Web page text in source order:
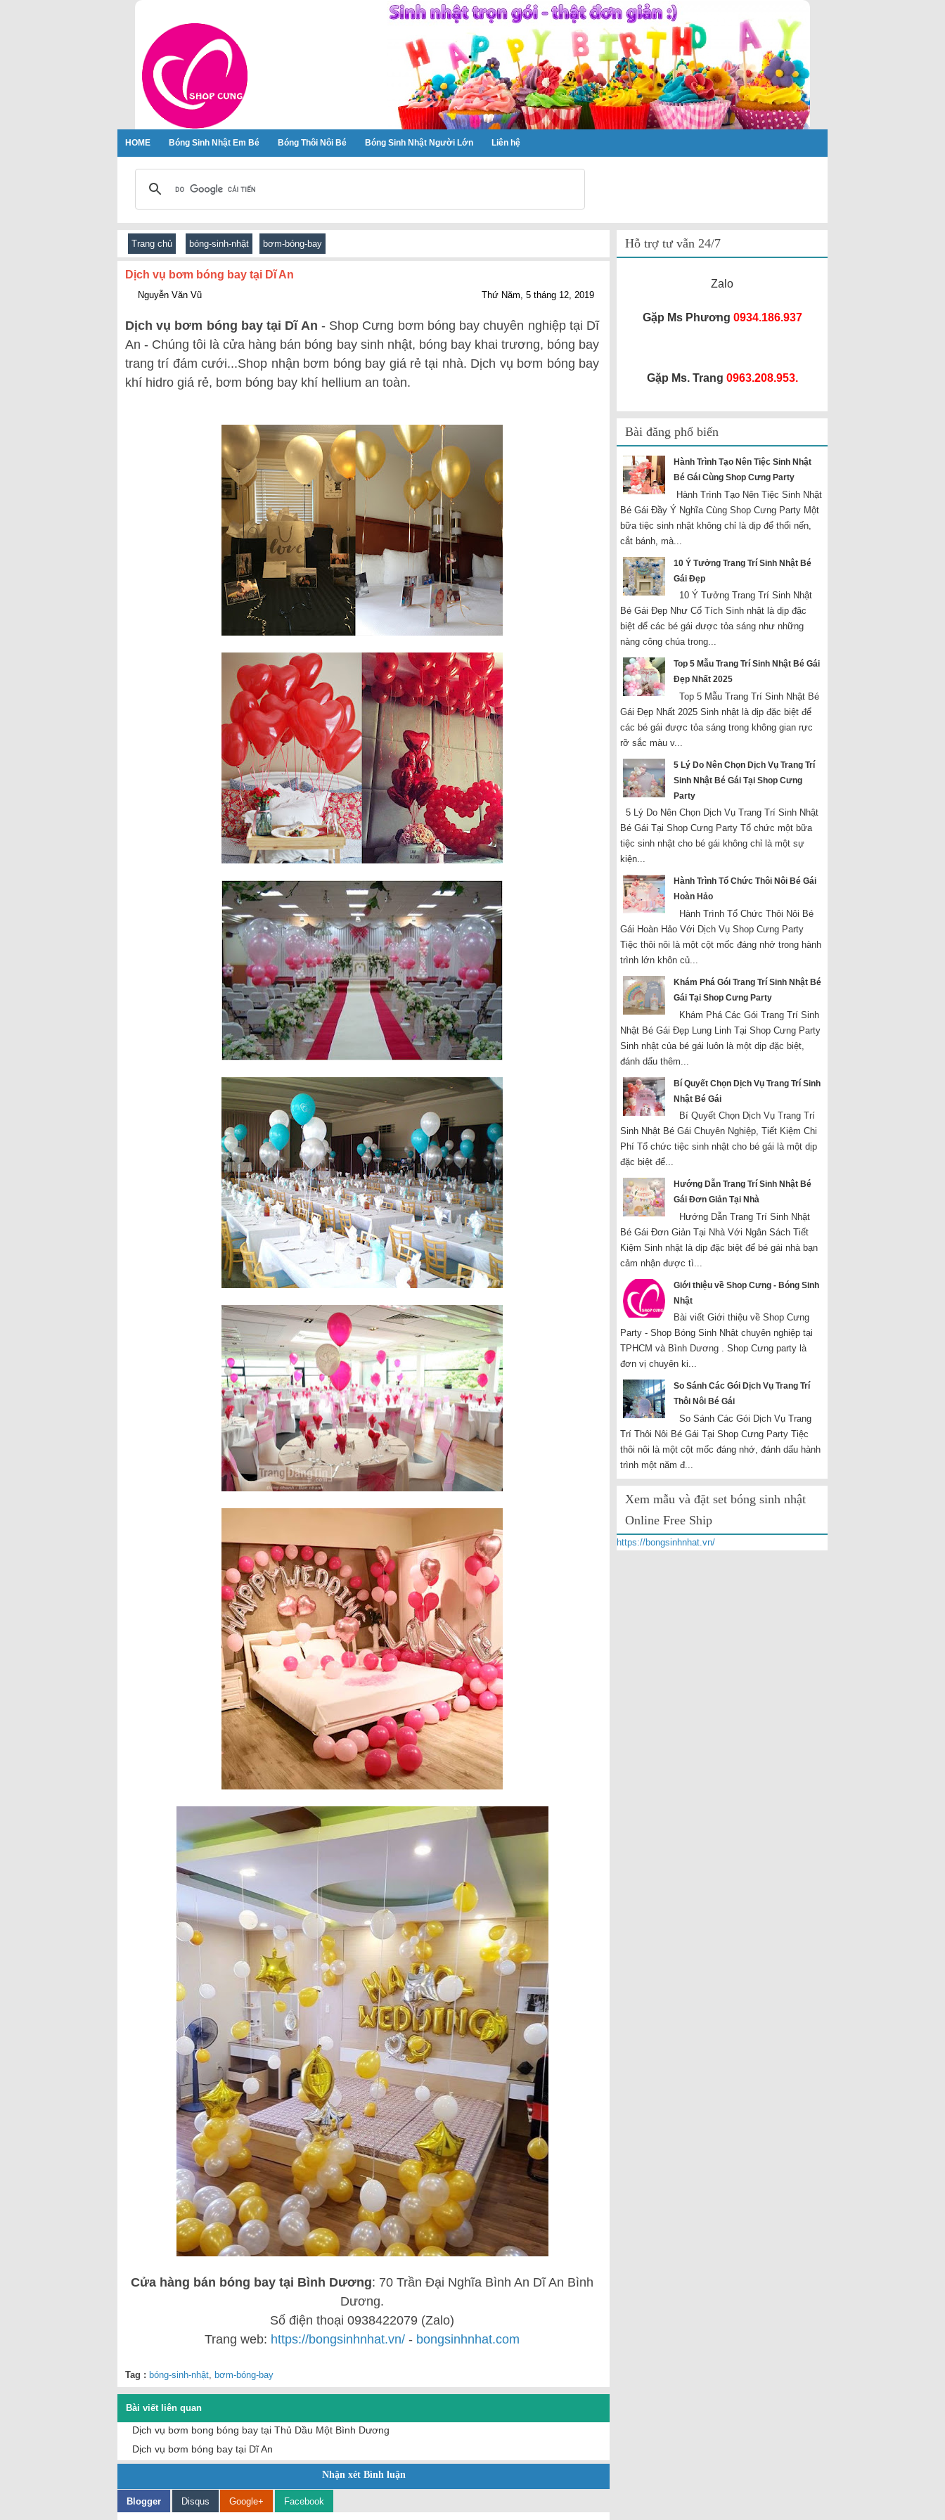
.
HOME Bóng Sinh Nhật Em Bé Bóng Thôi Nôi Bé Bóng Sinh Nhật Người Lớn Liên hệ
Trang chủ bóng-sinh-nhật bơm-bóng-bay
Dịch vụ bơm bóng bay tại Dĩ An
Nguyễn Văn Vũ Thứ Năm, 5 tháng 12, 2019
Dịch vụ bơm bóng bay tại Dĩ An - Shop Cưng bơm bóng bay chuyên nghiệp tại Dĩ
An - Chúng tôi là cửa hàng bán bóng bay sinh nhật, bóng bay khai trương, bóng bay
trang trí đám cưới...Shop nhận bơm bóng bay giá rẻ tại nhà. Dịch vụ bơm bóng bay
khí hidro giá rẻ, bơm bóng bay khí hellium an toàn.
Cửa hàng bán bóng bay tại Bình Dương: 70 Trần Đại Nghĩa Bình An Dĩ An Bình
Dương.
Số điện thoại 0938422079 (Zalo)
Trang web: https://bongsinhnhat.vn/ - bongsinhnhat.com
Tag : bóng-sinh-nhật, bơm-bóng-bay
Bài viết liên quan
Dịch vụ bơm bong bóng bay tại Thủ Dầu Một Bình Dương
Dịch vụ bơm bóng bay tại Dĩ An
Nhận xét Bình luận
Blogger Disqus Google+ Facebook
Hỗ trợ tư vẫn 24/7
Zalo
Gặp Ms Phương 0934.186.937
Gặp Ms. Trang 0963.208.953.
Bài đăng phổ biến
Hành Trình Tạo Nên Tiệc Sinh Nhật
Bé Gái Cùng Shop Cưng Party
Hành Trình Tạo Nên Tiệc Sinh Nhật
Bé Gái Đầy Ý Nghĩa Cùng Shop Cưng Party Một
bữa tiệc sinh nhật không chỉ là dịp để thổi nến,
cắt bánh, mà...
10 Ý Tưởng Trang Trí Sinh Nhật Bé
Gái Đẹp
10 Ý Tưởng Trang Trí Sinh Nhật
Bé Gái Đẹp Như Cổ Tích Sinh nhật là dịp đặc
biệt để các bé gái được tỏa sáng như những
nàng công chúa trong...
Top 5 Mẫu Trang Trí Sinh Nhật Bé Gái
Đẹp Nhất 2025
Top 5 Mẫu Trang Trí Sinh Nhật Bé
Gái Đẹp Nhất 2025 Sinh nhật là dịp đặc biệt để
các bé gái được tỏa sáng trong không gian rực
rỡ sắc màu v...
5 Lý Do Nên Chọn Dịch Vụ Trang Trí
Sinh Nhật Bé Gái Tại Shop Cưng
Party
5 Lý Do Nên Chọn Dịch Vụ Trang Trí Sinh Nhật
Bé Gái Tại Shop Cưng Party Tổ chức một bữa
tiệc sinh nhật cho bé gái không chỉ là một sự
kiện...
Hành Trình Tổ Chức Thôi Nôi Bé Gái
Hoàn Hảo
Hành Trình Tổ Chức Thôi Nôi Bé
Gái Hoàn Hảo Với Dịch Vụ Shop Cưng Party
Tiệc thôi nôi là một cột mốc đáng nhớ trong hành
trình lớn khôn củ...
Khám Phá Gói Trang Trí Sinh Nhật Bé
Gái Tại Shop Cưng Party
Khám Phá Các Gói Trang Trí Sinh
Nhật Bé Gái Đẹp Lung Linh Tại Shop Cưng Party
Sinh nhật của bé gái luôn là một dịp đặc biệt,
đánh dấu thêm...
Bí Quyết Chọn Dịch Vụ Trang Trí Sinh
Nhật Bé Gái
Bí Quyết Chọn Dịch Vụ Trang Trí
Sinh Nhật Bé Gái Chuyên Nghiệp, Tiết Kiệm Chi
Phí Tổ chức tiệc sinh nhật cho bé gái là một dịp
đặc biệt để...
Hướng Dẫn Trang Trí Sinh Nhật Bé
Gái Đơn Giản Tại Nhà
Hướng Dẫn Trang Trí Sinh Nhật
Bé Gái Đơn Giản Tại Nhà Với Ngân Sách Tiết
Kiệm Sinh nhật là dịp đặc biệt để bé gái nhà bạn
cảm nhận được tì...
Giới thiệu về Shop Cưng - Bóng Sinh
Nhật
Bài viết Giới thiệu về Shop Cưng
Party - Shop Bóng Sinh Nhật chuyên nghiệp tại
TPHCM và Bình Dương . Shop Cưng party là
đơn vị chuyên ki...
So Sánh Các Gói Dịch Vụ Trang Trí
Thôi Nôi Bé Gái
So Sánh Các Gói Dịch Vụ Trang
Trí Thôi Nôi Bé Gái Tại Shop Cưng Party Tiệc
thôi nôi là một cột mốc đáng nhớ, đánh dấu hành
trình một năm đ...
Xem mẫu và đặt set bóng sinh nhật
Online Free Ship
https://bongsinhnhat.vn/